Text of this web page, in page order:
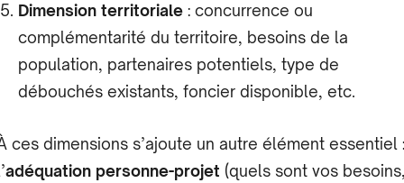
Dimension territoriale: concurrence ou
complémentarité du territoire, besoins de la
population, partenaires potentiels, type de
débouchés existants, foncier disponible, etc.
ces dimensions s’ajoute un autre élément essentiel :
adéquation personne-projet (quels sont vos